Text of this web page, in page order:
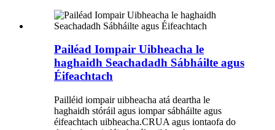
Pailéad Iompair Uibheacha le
haghaidh Seachadadh Sábháilte agus
Éifeachtach
Pailléid iompair uibheacha atá deartha le
haghaidh stóráil agus iompar sábháilte agus
éifeachtach uibheacha.CRUA agus iontaofa do